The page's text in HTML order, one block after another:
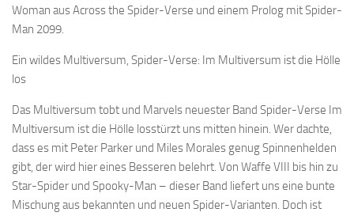
Woman aus Across the Spider-Verse und einem Prolog mit Spider-
Man 2099.
Ein wildes Multiversum, Spider-Verse: Im Multiversum ist die Hölle
los
Das Multiversum tobt und Marvels neuester Band Spider-Verse Im
Multiversum ist die Hölle losstürzt uns mitten hinein. Wer dachte,
dass es mit Peter Parker und Miles Morales genug Spinnenhelden
gibt, der wird hier eines Besseren belehrt. Von Waffe VIII bis hin zu
Star-Spider und Spooky-Man – dieser Band liefert uns eine bunte
Mischung aus bekannten und neuen Spider-Varianten. Doch ist